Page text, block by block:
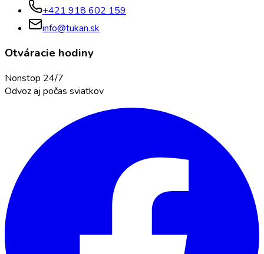
+421 918 602 159
info@tukan.sk
Otváracie hodiny
Nonstop 24/7
Odvoz aj počas sviatkov